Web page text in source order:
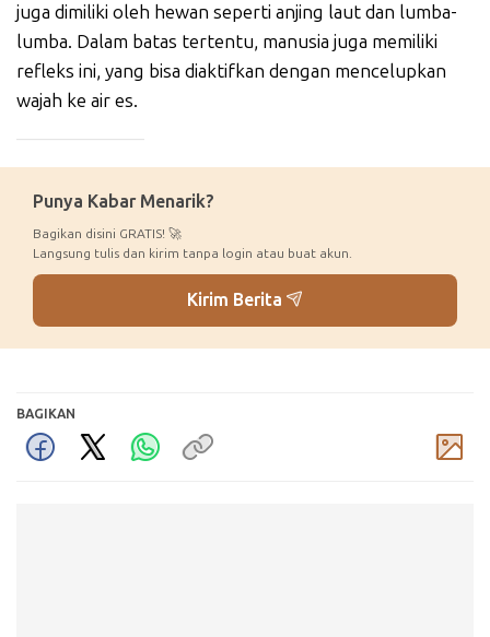
juga dimiliki oleh hewan seperti anjing laut dan lumba-
lumba. Dalam batas tertentu, manusia juga memiliki
refleks ini, yang bisa diaktifkan dengan mencelupkan
wajah ke air es.
Punya Kabar Menarik?
Bagikan disini GRATIS! 🚀
Langsung tulis dan kirim tanpa login atau buat akun.
Kirim Berita
BAGIKAN